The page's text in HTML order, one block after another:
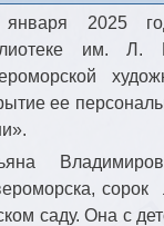
2025
им. Л.
ее
сорок
саду. Она с